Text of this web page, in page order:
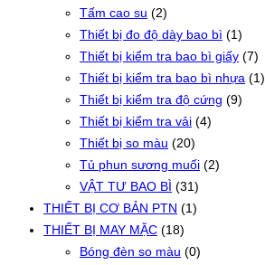
Tấm cao su (2)
Thiết bị đo độ dày bao bì (1)
Thiết bị kiểm tra bao bì giấy (7)
Thiết bị kiểm tra bao bì nhựa (1)
Thiết bị kiểm tra độ cứng (9)
Thiết bị kiểm tra vải (4)
Thiết bị so màu (20)
Tủ phun sương muối (2)
VẬT TƯ BAO BÌ (31)
THIẾT BỊ CƠ BẢN PTN (1)
THIẾT BỊ MAY MẶC (18)
Bóng đèn so màu (0)